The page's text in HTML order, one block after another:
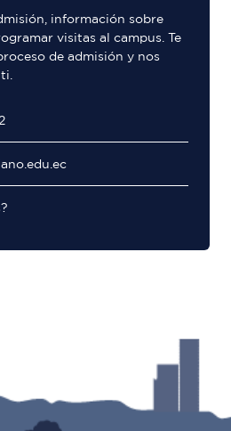
información sobre
visitas al campus. Te
de admisión y nos